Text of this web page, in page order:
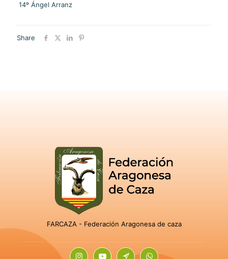
14º Ángel Arranz
Share
FARCAZA - Federación Aragonesa de caza